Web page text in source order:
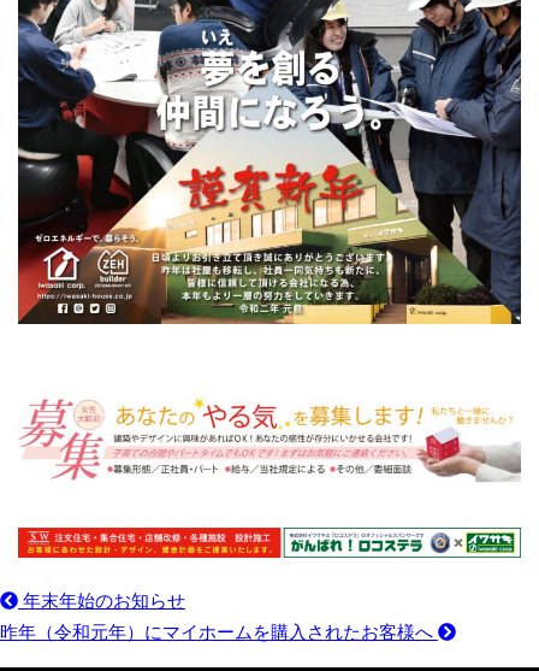
年末年始のお知らせ
昨年（令和元年）にマイホームを購入されたお客様へ